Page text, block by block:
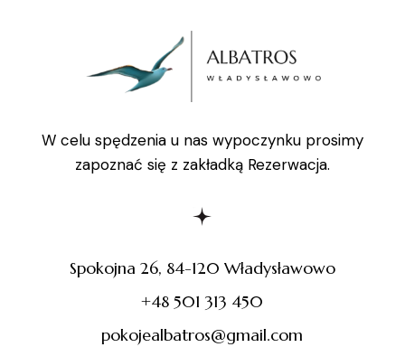
W celu spędzenia u nas wypoczynku prosimy
zapoznać się z zakładką Rezerwacja.
Spokojna 26, 84-120 Władysławowo
+48 501 313 450
pokojealbatros@gmail.com